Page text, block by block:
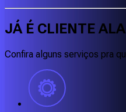
JÁ É CLIENTE
Confira alguns serviços pra